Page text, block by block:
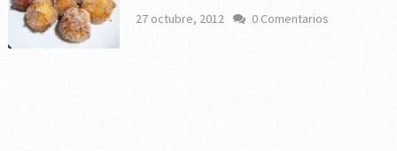
27 octubre, 2012 0 Comentarios